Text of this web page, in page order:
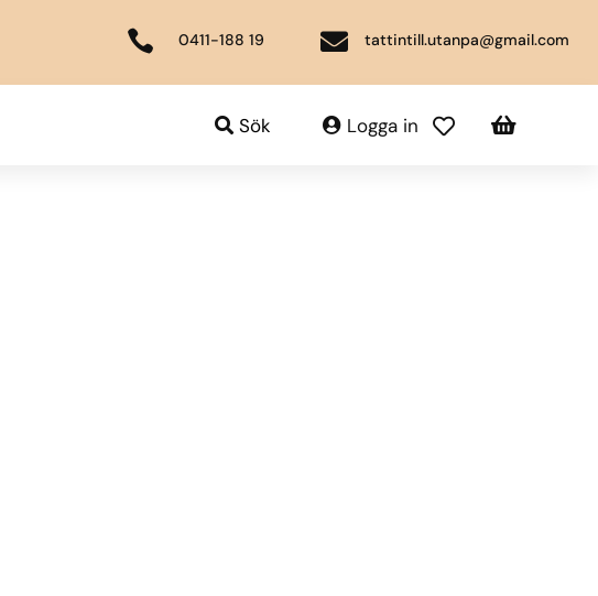
 0411-188 19  tattintill.utanpa@gmail.com
 
Logga in
Sök